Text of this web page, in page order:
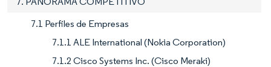
7.1 Perfiles de Empresas
7.1.1 ALE International (Nokia Corporation)
7.1.2 Cisco Systems Inc. (Cisco Meraki)